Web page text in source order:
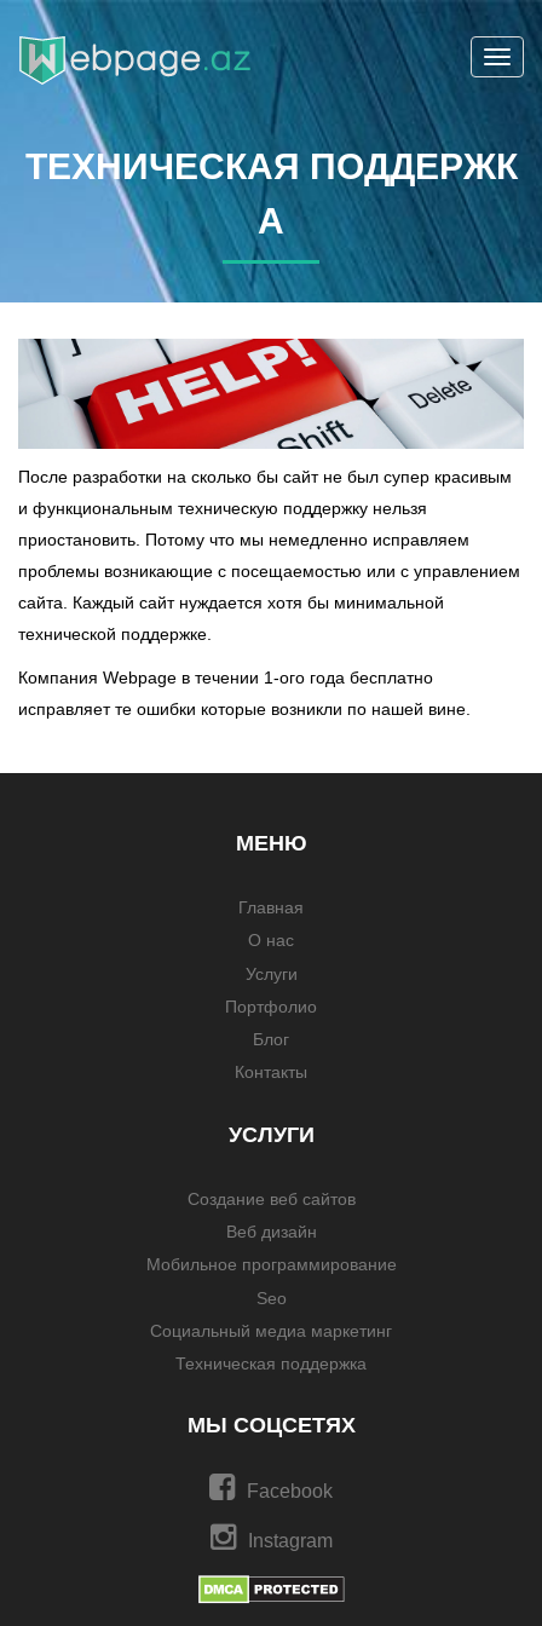
ТЕХНИЧЕСКАЯ ПОДДЕРЖК
А
После разработки на сколько бы сайт не был супер красивым
и функциональным техническую поддержку нельзя
приостановить. Потому что мы немедленно исправляем
проблемы возникающие с посещаемостью или с управлением
сайта. Каждый сайт нуждается хотя бы минимальной
технической поддержке.
Компания Webpage в течении 1-ого года бесплатно
исправляет те ошибки которые возникли по нашей вине.
МЕНЮ
Главная
О нас
Услуги
Портфолио
Блог
Контакты
УСЛУГИ
Создание веб сайтов
Веб дизайн
Мобильное программирование
Seo
Социальный медиа маркетинг
Техническая поддержка
МЫ СОЦСЕТЯХ
Facebook
Instagram